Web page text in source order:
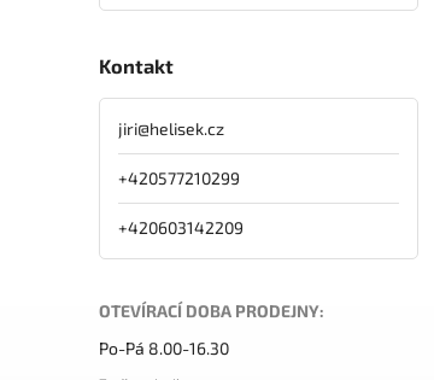
Kontakt
jiri@helisek.cz
+420577210299
+420603142209
OTEVÍRACÍ DOBA PRODEJNY:
Po-Pá 8.00-16.30